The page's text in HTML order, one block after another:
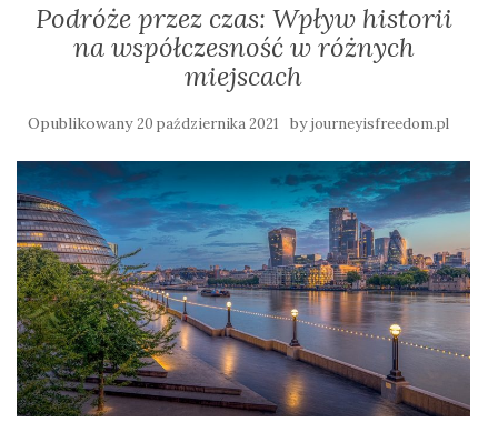
Podróże przez czas: Wpływ historii
na współczesność w różnych
miejscach
Opublikowany20 października 2021 byjourneyisfreedom.pl